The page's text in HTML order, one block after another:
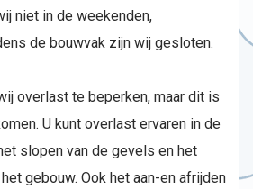
niet in de weekenden,
de bouwvak zijn wij gesloten.
overlast te beperken, maar dit is
U kunt overlast ervaren in de
slopen van de gevels en het
gebouw. Ook het aan-en afrijden